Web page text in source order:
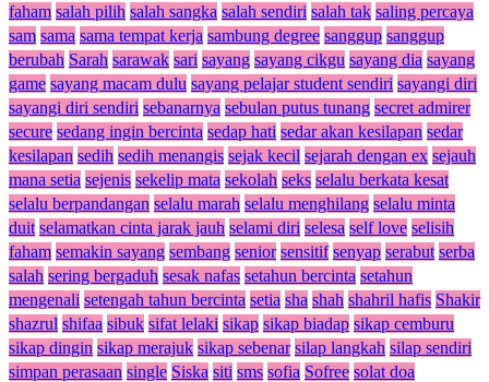
faham salah pilih salah sangka salah sendiri salah tak saling percaya
sam sama sama tempat kerja sambung degree sanggup sanggup
berubah Sarah sarawak sari sayang sayang cikgu sayang dia sayang
game sayang macam dulu sayang pelajar student sendiri sayangi diri
sayangi diri sendiri sebanarnya sebulan putus tunang secret admirer
secure sedang ingin bercinta sedap hati sedar akan kesilapan sedar
kesilapan sedih sedih menangis sejak kecil sejarah dengan ex sejauh
mana setia sejenis sekelip mata sekolah seks selalu berkata kesat
selalu berpandangan selalu marah selalu menghilang selalu minta
duit selamatkan cinta jarak jauh selami diri selesa self love selisih
faham semakin sayang sembang senior sensitif senyap serabut serba
salah sering bergaduh sesak nafas setahun bercinta setahun
mengenali setengah tahun bercinta setia sha shah shahril hafis Shakir
shazrul shifaa sibuk sifat lelaki sikap sikap biadap sikap cemburu
sikap dingin sikap merajuk sikap sebenar silap langkah silap sendiri
simpan perasaan single Siska siti sms sofia Sofree solat doa